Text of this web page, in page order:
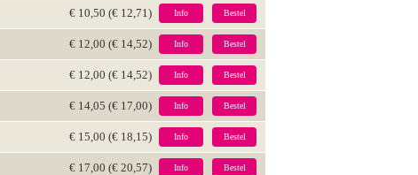
€ 10,50 (€ 12,71) Info Bestel
€ 12,00 (€ 14,52) Info Bestel
€ 12,00 (€ 14,52) Info Bestel
€ 14,05 (€ 17,00) Info Bestel
€ 15,00 (€ 18,15) Info Bestel
€ 17,00 (€ 20,57) Info Bestel